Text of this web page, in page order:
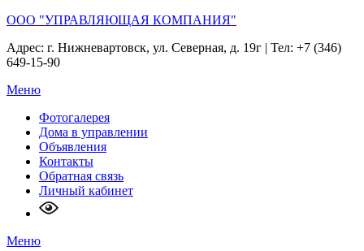
ООО "УПРАВЛЯЮЩАЯ КОМПАНИЯ"
Адрес: г. Нижневартовск, ул. Северная, д. 19г | Тел: +7 (346)
649-15-90
Меню
Фотогалерея
Дома в управлении
Объявления
Контакты
Обратная связь
Личный кабинет
Меню